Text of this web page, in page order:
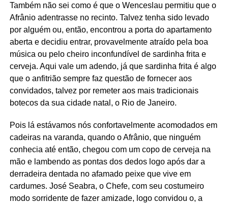
Também não sei como é que o Wenceslau permitiu que o
Afrânio adentrasse no recinto. Talvez tenha sido levado
por alguém ou, então, encontrou a porta do apartamento
aberta e decidiu entrar, provavelmente atraído pela boa
música ou pelo cheiro inconfundível de sardinha frita e
cerveja. Aqui vale um adendo, já que sardinha frita é algo
que o anfitrião sempre faz questão de fornecer aos
convidados, talvez por remeter aos mais tradicionais
botecos da sua cidade natal, o Rio de Janeiro.
Pois lá estávamos nós confortavelmente acomodados em
cadeiras na varanda, quando o Afrânio, que ninguém
conhecia até então, chegou com um copo de cerveja na
mão e lambendo as pontas dos dedos logo após dar a
derradeira dentada no afamado peixe que vive em
cardumes. José Seabra, o Chefe, com seu costumeiro
modo sorridente de fazer amizade, logo convidou o, a